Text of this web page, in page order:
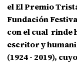
el El Premio
Fundación
con el cual rinde
escritor y
(1924 - 2019),